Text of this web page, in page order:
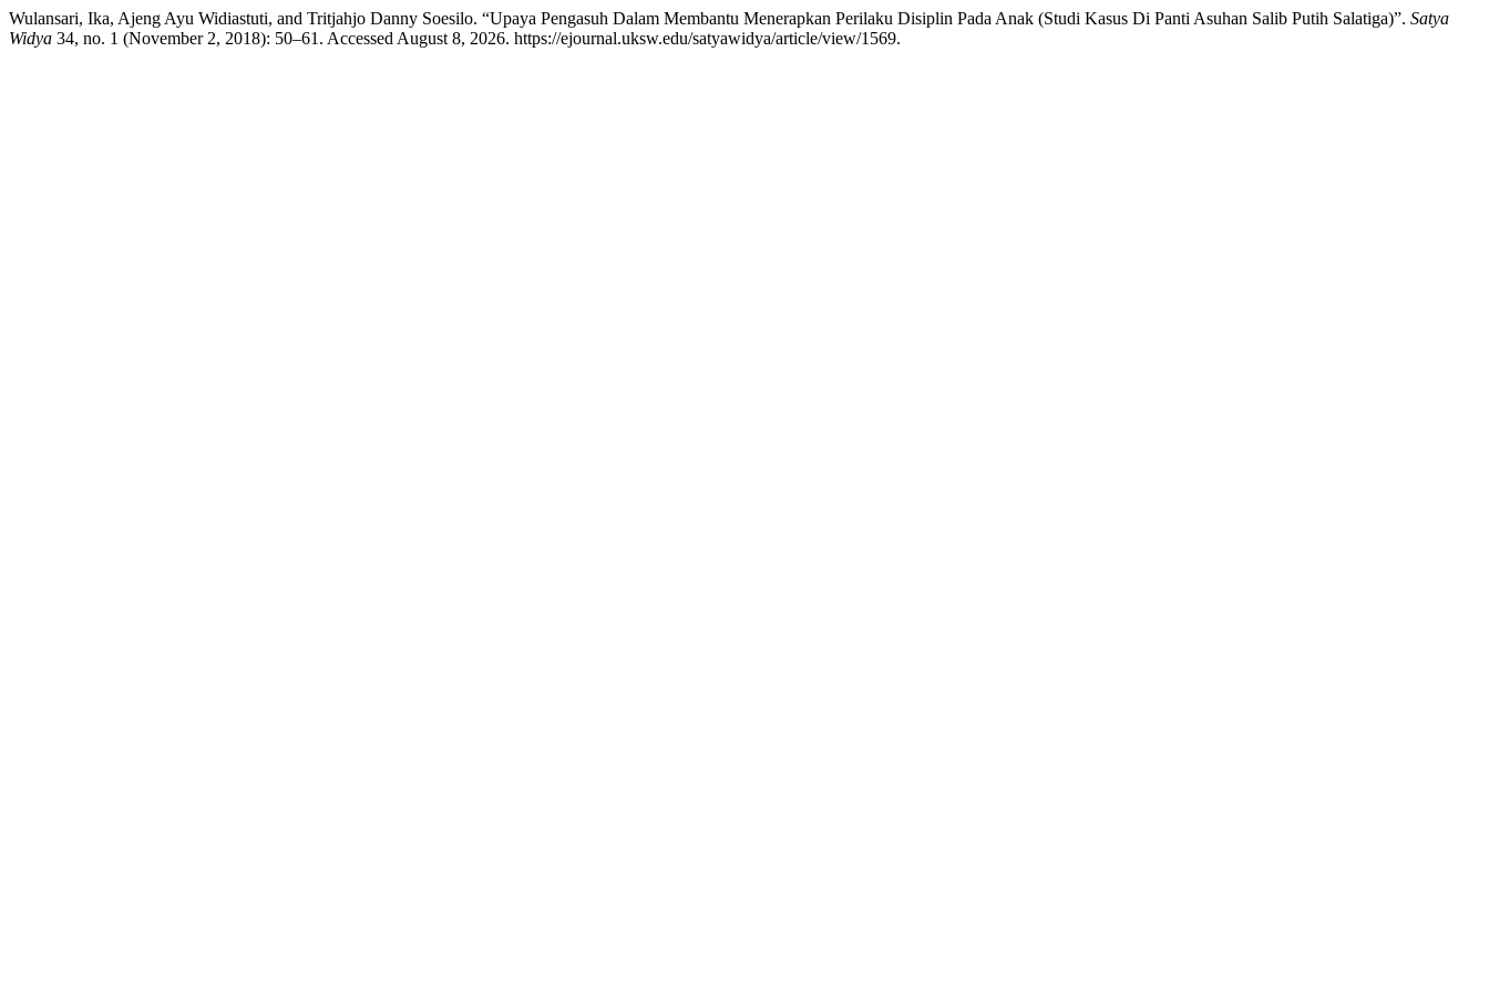
Wulansari, Ika, Ajeng Ayu Widiastuti, and Tritjahjo Danny Soesilo. “Upaya Pengasuh Dalam Membantu Menerapkan Perilaku Disiplin Pada Anak (Studi Kasus Di Panti Asuhan Salib Putih Salatiga)”. Satya
Widya 34, no. 1 (November 2, 2018): 50–61. Accessed August 8, 2026. https://ejournal.uksw.edu/satyawidya/article/view/1569.